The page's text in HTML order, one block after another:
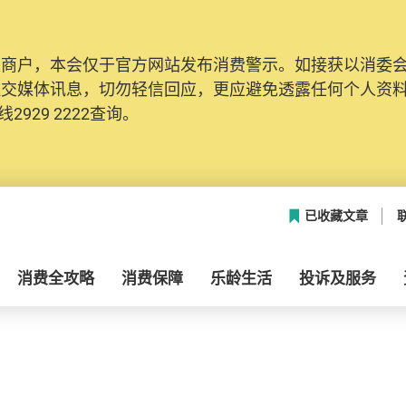
户，本会仅于官方网站发布消费警示。如接获以消委
媒体讯息，切勿轻信回应，更应避免透露任何个人资
2929 2222查询。
已收藏文章
消费全攻略 消费保障 乐龄生活 投诉及服务